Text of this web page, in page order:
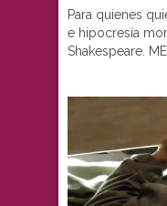
Para quienes
e hipocresía
Shakespeare.